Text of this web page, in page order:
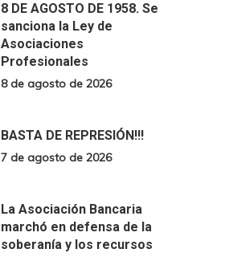
8 DE AGOSTO DE 1958. Se
sanciona la Ley de
Asociaciones
Profesionales
8 de agosto de 2026
BASTA DE REPRESIÓN!!!
7 de agosto de 2026
La Asociación Bancaria
marchó en defensa de la
soberanía y los recursos